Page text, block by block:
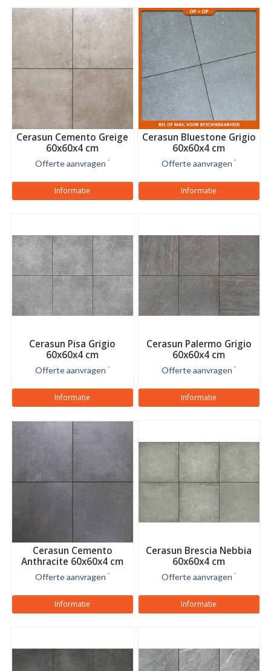
Cerasun Cemento Greige
60x60x4 cm
Offerte aanvragen *
Informatie
Cerasun Bluestone Grigio
60x60x4 cm
Offerte aanvragen *
Informatie
Cerasun Pisa Grigio
60x60x4 cm
Offerte aanvragen *
Informatie
Cerasun Palermo Grigio
60x60x4 cm
Offerte aanvragen *
Informatie
Cerasun Cemento
Anthracite 60x60x4 cm
Offerte aanvragen *
Informatie
Cerasun Brescia Nebbia
60x60x4 cm
Offerte aanvragen *
Informatie